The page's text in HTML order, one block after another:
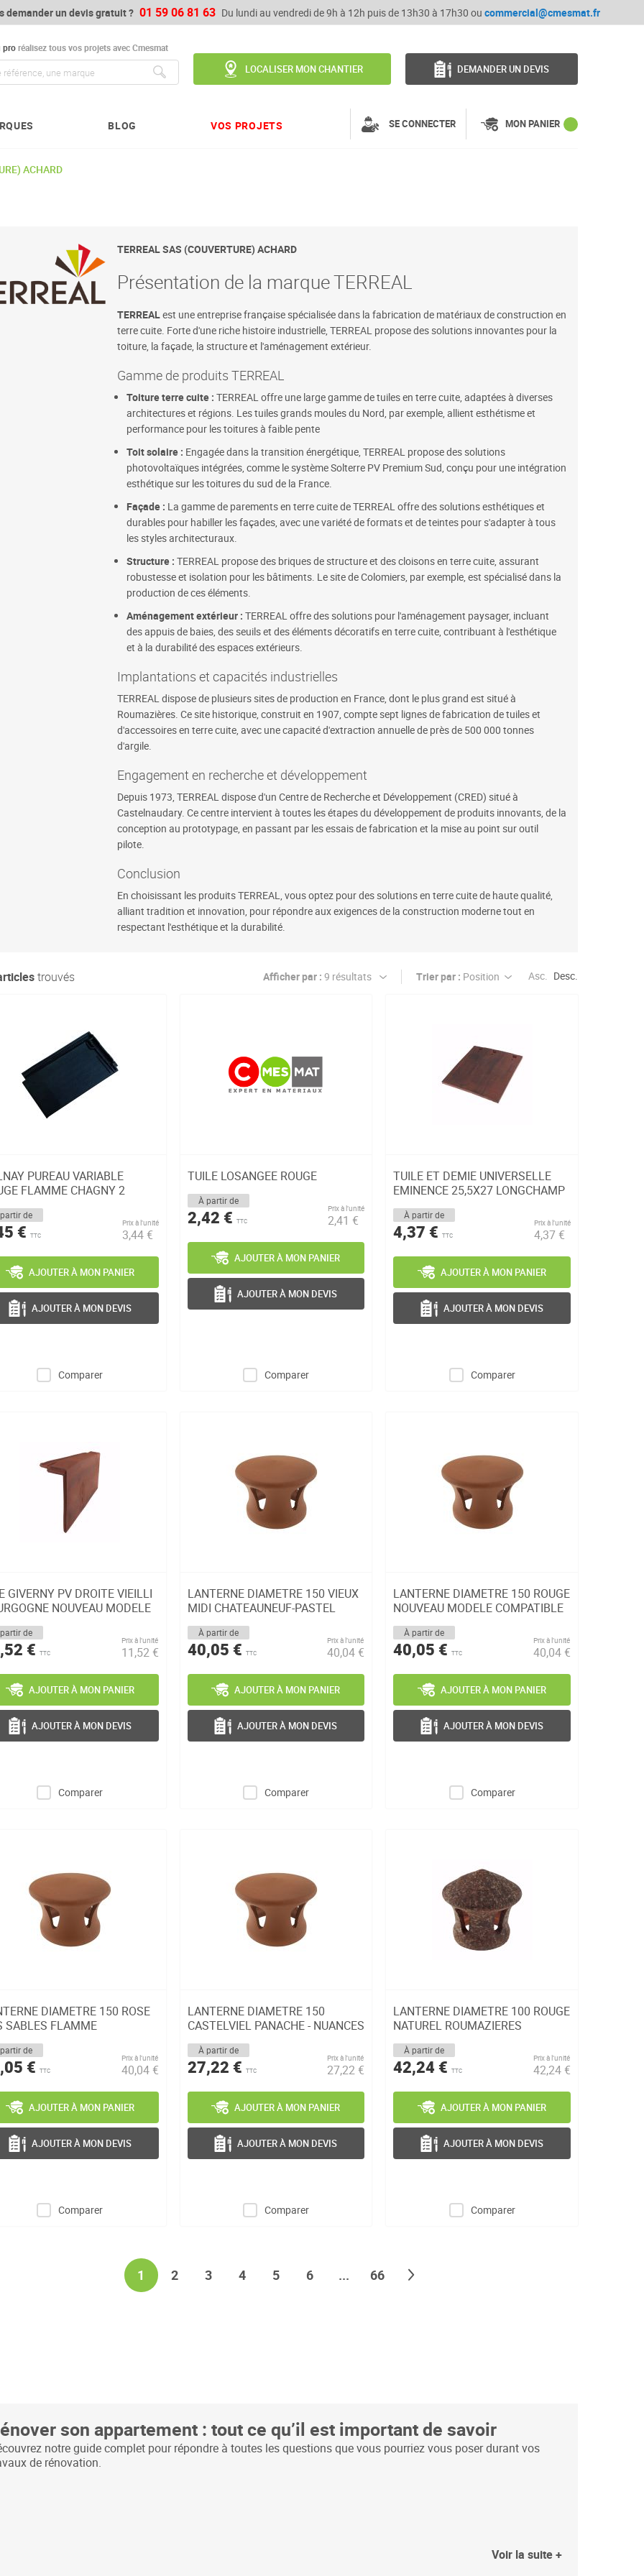
demander un devis gratuit ? 01 59 06 81 63 Du lundi au vendredi de 9h à 12h puis de 13h30 à 17h30 ou commercial@cmesmat.fr
proréalisez tous vos projets avec Cmesmat
LOCALISER MON CHANTIER DEMANDER UN DEVIS
BLOG VOS PROJETS SE CONNECTER MON PANIER
ACHARD
TERREAL SAS (COUVERTURE) ACHARD
Présentation de la marque TERREAL
TERREALest une entreprise française spécialisée dans la fabrication de matériaux de construction en
terre cuite. Forte d'une riche histoire industrielle, TERREAL propose des solutions innovantes pour la
toiture, la façade, la structure et l'aménagement extérieur.
Gamme de produits TERREAL
Toiture terre cuite : TERREAL offre une large gamme de tuiles en terre cuite, adaptées à diverses
architectures et régions. Les tuiles grands moules du Nord, par exemple, allient esthétisme et
performance pour les toitures à faible pente
Toit solaire : Engagée dans la transition énergétique, TERREAL propose des solutions
photovoltaïques intégrées, comme le système Solterre PV Premium Sud, conçu pour une intégration
esthétique sur les toitures du sud de la France.
Façade : La gamme de parements en terre cuite de TERREAL offre des solutions esthétiques et
durables pour habiller les façades, avec une variété de formats et de teintes pour s'adapter à tous
les styles architecturaux.
Structure : TERREAL propose des briques de structure et des cloisons en terre cuite, assurant
robustesse et isolation pour les bâtiments. Le site de Colomiers, par exemple, est spécialisé dans la
production de ces éléments.
Aménagement extérieur : TERREAL offre des solutions pour l'aménagement paysager, incluant
des appuis de baies, des seuils et des éléments décoratifs en terre cuite, contribuant à l'esthétique
et à la durabilité des espaces extérieurs.
Implantations et capacités industrielles
TERREAL dispose de plusieurs sites de production en France, dont le plus grand est situé à
Roumazières. Ce site historique, construit en 1907, compte sept lignes de fabrication de tuiles et
d'accessoires en terre cuite, avec une capacité d'extraction annuelle de près de 500 000 tonnes
d'argile.
Engagement en recherche et développement
Depuis 1973, TERREAL dispose d'un Centre de Recherche et Développement (CRED) situé à
Castelnaudary. Ce centre intervient à toutes les étapes du développement de produits innovants, de la
conception au prototypage, en passant par les essais de fabrication et la mise au point sur outil
pilote.
Conclusion
En choisissant les produits TERREAL, vous optez pour des solutions en terre cuite de haute qualité,
alliant tradition et innovation, pour répondre aux exigences de la construction moderne tout en
respectant l'esthétique et la durabilité.
trouvés Afficher par : Trier par : Asc. Desc.
PUREAU VARIABLE
FLAMME CHAGNY 2
TUILE NON MISC...
de
€ TTC
Prix à l’unité
3,44 €
Comparer
AJOUTER À MON PANIER
AJOUTER À MON DEVIS
TUILE LOSANGEE ROUGE
À partir de
2,42 € TTC
Prix à l’unité
2,41 €
Comparer
AJOUTER À MON PANIER
AJOUTER À MON DEVIS
TUILE ET DEMIE UNIVERSELLE
EMINENCE 25,5X27 LONGCHAMP
MUREAUX
À partir de
4,37 €TTC
Prix à l’unité
4,37 €
Comparer
AJOUTER À MON PANIER
AJOUTER À MON DEVIS
GIVERNY PV DROITE VIEILLI
NOUVEAU MODELE
2 ...
de
€ TTC
Prix à l’unité
11,52 €
Comparer
AJOUTER À MON PANIER
AJOUTER À MON DEVIS
LANTERNE DIAMETRE 150 VIEUX
MIDI CHATEAUNEUF-PASTEL
NOUVEAU MODEL...
À partir de
40,05 € TTC
Prix à l’unité
40,04 €
Comparer
AJOUTER À MON PANIER
AJOUTER À MON DEVIS
LANTERNE DIAMETRE 150 ROUGE
NOUVEAU MODELE COMPATIBLE
COBRA
À partir de
40,05 €TTC
Prix à l’unité
40,04 €
Comparer
AJOUTER À MON PANIER
AJOUTER À MON DEVIS
DIAMETRE 150 ROSE
SABLES FLAMME
NOUVEAU MO...
de
€ TTC
Prix à l’unité
40,04 €
Comparer
AJOUTER À MON PANIER
AJOUTER À MON DEVIS
LANTERNE DIAMETRE 150
CASTELVIEL PANACHE - NUANCES
D'ANTAN NOUVEA...
À partir de
27,22 € TTC
Prix à l’unité
27,22 €
Comparer
AJOUTER À MON PANIER
AJOUTER À MON DEVIS
LANTERNE DIAMETRE 100 ROUGE
NATUREL ROUMAZIERES
À partir de
42,24 €TTC
Prix à l’unité
42,24 €
Comparer
AJOUTER À MON PANIER
AJOUTER À MON DEVIS
Page
You're currently reading page
1 Page
2 Page
3 Page
4 Page
5 Page
6 ... Page
66
son appartement : tout ce qu’il est important de savoir
notre guide complet pour répondre à toutes les questions que vous pourriez vous poser durant vos
de rénovation.
Voir la suite +